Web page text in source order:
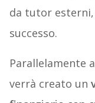
da tutor
successo.
Parallelamente
verrà creato un